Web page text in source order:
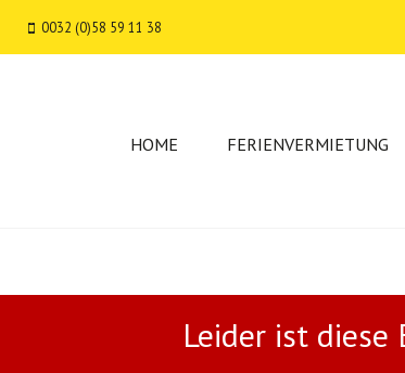
0032 (0)58 59 11 38
HOME FERIENVERMIETUNG
Leider ist